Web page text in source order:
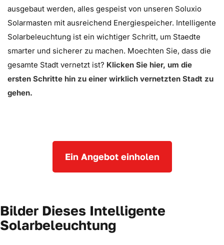
ausgebaut werden, alles gespeist von unseren Soluxio
Solarmasten mit ausreichend Energiespeicher. Intelligente
Solarbeleuchtung ist ein wichtiger Schritt, um Staedte
smarter und sicherer zu machen. Moechten Sie, dass die
gesamte Stadt vernetzt ist? Klicken Sie hier, um die
ersten Schritte hin zu einer wirklich vernetzten Stadt zu
gehen.
Ein Angebot einholen
Bilder Dieses Intelligente
Solarbeleuchtung